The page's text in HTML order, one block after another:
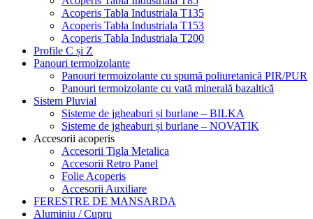
Acoperis Tabla Industriala T135
Acoperis Tabla Industriala T153
Acoperis Tabla Industriala T200
Profile C și Z
Panouri termoizolante
Panouri termoizolante cu spumă poliuretanică PIR/PUR
Panouri termoizolante cu vată minerală bazaltică
Sistem Pluvial
Sisteme de jgheaburi și burlane – BILKA
Sisteme de jgheaburi și burlane – NOVATIK
Accesorii acoperis
Accesorii Tigla Metalica
Accesorii Retro Panel
Folie Acoperis
Accesorii Auxiliare
FERESTRE DE MANSARDA
Aluminiu / Cupru